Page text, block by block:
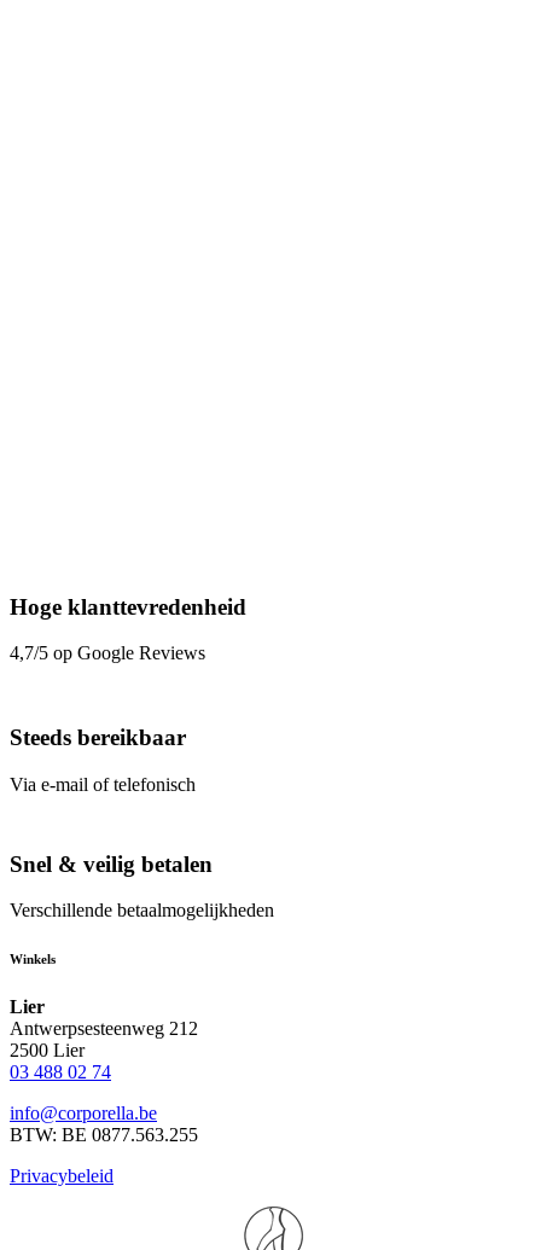
Hoge klanttevredenheid
4,7/5 op Google Reviews
Steeds bereikbaar
Via e-mail of telefonisch
Snel & veilig betalen
Verschillende betaalmogelijkheden
Winkels
Lier
Antwerpsesteenweg 212
2500 Lier
03 488 02 74
info@corporella.be
BTW: BE 0877.563.255
Privacybeleid